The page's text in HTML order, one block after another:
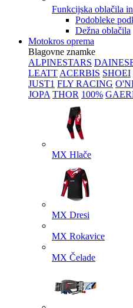
Funkcijska oblačila
Podobleke
Dežna oblačila
Motokros oprema
Blagovne znamke
ALPINESTARS
LEATT ACERBIS SHOEI
JUST1 FLY RACING
JOPA THOR 100%
MX Hlače
MX Dresi
MX Rokavice
MX Čelade